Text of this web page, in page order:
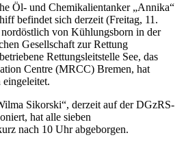
Öl- und Chemikalientanker „Annika“
befindet sich derzeit (Freitag, 11.
von Kühlungsborn in der
Gesellschaft zur Rettung
Rettungsleitstelle See, das
Centre (MRCC) Bremen, hat
Sikorski“, derzeit auf der DGzRS-
hat alle sieben
nach 10 Uhr abgeborgen.